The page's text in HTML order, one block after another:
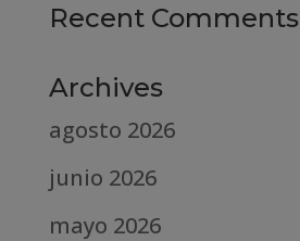
Recent Comments
Archives
agosto 2026
junio 2026
mayo 2026